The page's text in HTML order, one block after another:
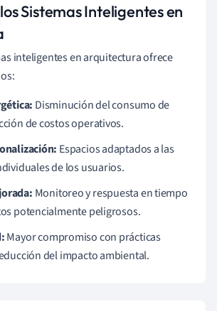
Sistemas Inteligentes en
inteligentes en arquitectura ofrece
Disminución del consumo de
de costos operativos.
Espacios adaptados a las
de los usuarios.
Monitoreo y respuesta en tiempo
potencialmente peligrosos.
Mayor compromiso con prácticas
del impacto ambiental.